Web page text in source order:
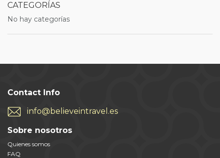
CATEGORÍAS
No hay categorías
Contact Info
info@believeintravel.es
Sobre nosotros
Quienes somos
FAQ